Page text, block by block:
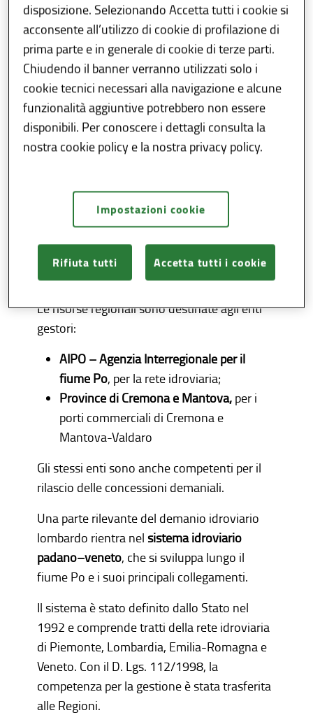
canale Fissero-Tartaro-CanalBianco, che
ha origine a Mantova e prosegue poi in
Veneto fino ad arrivare al mare Adriatico;
canale navigabile Cremona –
Pizzighettone, che nasce dal Porto di
Cremona e si attesta nel bacino di
Tencara, nel comune di Pizzighettone.
Regione Lombardia
svolge un ruolo di
idroviario, investendo ogni anno risorse per
la gestione e interventi di manutenzione e
anche al miglioramento della navigabilità
all’interno della rete padano-veneta.
Le risorse regionali sono destinate agli enti
gestori:
AIPO – Agenzia Interregionale per il
fiume Po, per la rete idroviaria;
Province di Cremona e Mantova,per i
porti commerciali di Cremona e
Mantova-Valdaro
Gli stessi enti sono anche competenti per il
rilascio delle concessioni demaniali.
Una parte rilevante del demanio idroviario
lombardo rientra nel sistema idroviario
padano–veneto, che si sviluppa lungo il
fiume Po e i suoi principali collegamenti.
Il sistema è stato definito dallo Stato nel
1992 e comprende tratti della rete idroviaria
di Piemonte, Lombardia, Emilia-Romagna e
Veneto. Con il D. Lgs. 112/1998, la
competenza per la gestione è stata trasferita
alle Regioni.
disposizione. Selezionando Accetta tutti i cookie si
acconsente all’utilizzo di cookie di profilazione di
prima parte e in generale di cookie di terze parti.
Chiudendo il banner verranno utilizzati solo i
cookie tecnici necessari alla navigazione e alcune
funzionalità aggiuntive potrebbero non essere
disponibili. Per conoscere i dettagli consulta la
nostra cookie policy e la nostra privacy policy.
Impostazioni cookie
Rifiuta tutti Accetta tutti i cookie